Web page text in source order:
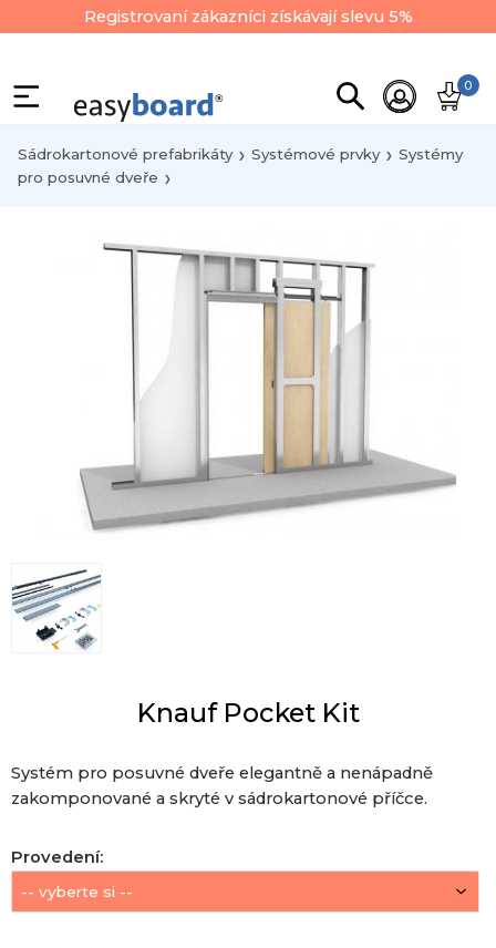
Registrovaní zákazníci získávají slevu 5%
0
Sádrokartonové prefabrikáty Systémové prvky
Systémy
pro posuvné dveře
Knauf Pocket Kit
Systém pro posuvné dveře elegantně a nenápadně
zakomponované a skryté v sádrokartonové příčce.
Provedení: